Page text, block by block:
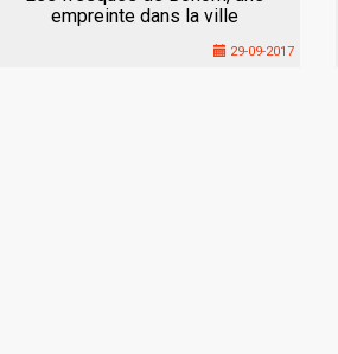
empreinte dans la ville
29-09-2017